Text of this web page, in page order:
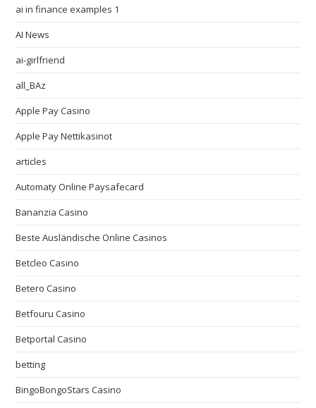
ai in finance examples 1
AI News
ai-girlfriend
all_BAz
Apple Pay Casino
Apple Pay Nettikasinot
articles
Automaty Online Paysafecard
Bananzia Casino
Beste Ausländische Online Casinos
Betcleo Casino
Betero Casino
Betfouru Casino
Betportal Casino
betting
BingoBongoStars Casino